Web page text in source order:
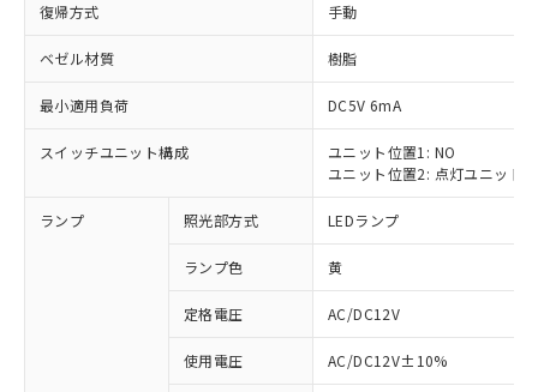
復帰方式 手動
ベゼル材質 樹脂
最小適用負荷 DC5V 6mA
スイッチユニット構成
ユニット位置1: NO
ユニット位置2: 点灯ユニット
ランプ 照光部方式 LEDランプ
ランプ色 黄
定格電圧 AC/DC12V
使用電圧 AC/DC12V±10%
※1 対応状況